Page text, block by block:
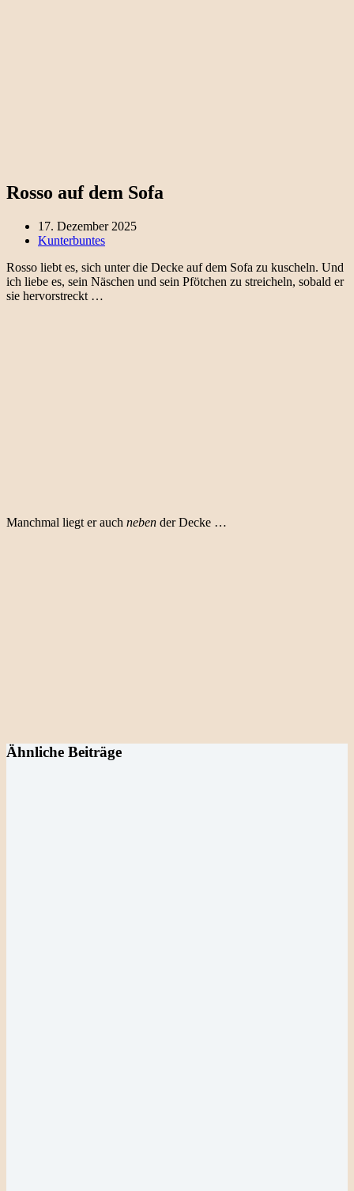
Rosso auf dem Sofa
17. Dezember 2025
Kunterbuntes
Rosso liebt es, sich unter die Decke auf dem Sofa zu kuscheln. Und
ich liebe es, sein Näschen und sein Pfötchen zu streicheln, sobald er
sie hervorstreckt …
Manchmal liegt er auch neben der Decke …
Ähnliche Beiträge